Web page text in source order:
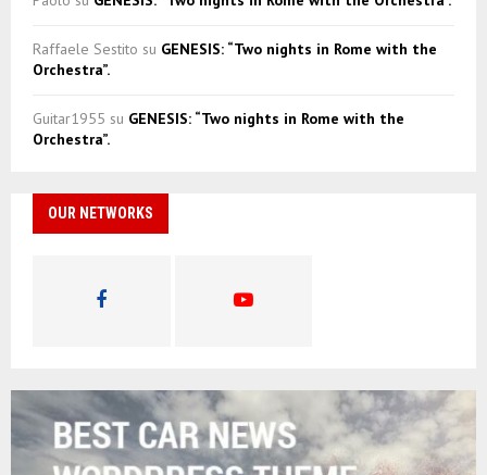
Raffaele Sestito su GENESIS: “Two nights in Rome with the
Orchestra”.
Guitar1955 su GENESIS: “Two nights in Rome with the
Orchestra”.
OUR NETWORKS